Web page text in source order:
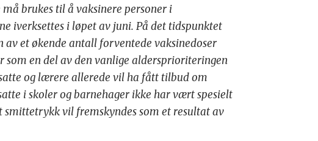
brukes til å vaksinere personer i
iverksettes i løpet av juni. På det tidspunktet
et økende antall forventede vaksinedoser
en del av den vanlige aldersprioriteringen
og lærere allerede vil ha fått tilbud om
i skoler og barnehager ikke har vært spesielt
vil fremskyndes som et resultat av